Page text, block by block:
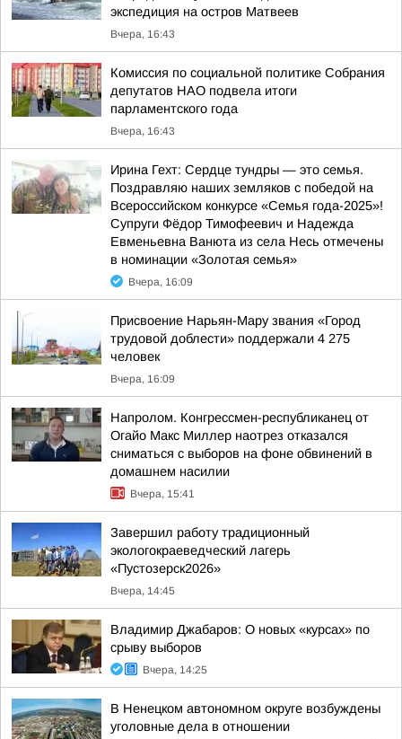
экспедиция на остров Матвеев
Вчера, 16:43
Комиссия по социальной политике Собрания
депутатов НАО подвела итоги
парламентского года
Вчера, 16:43
Ирина Гехт: Сердце тундры — это семья.
Поздравляю наших земляков с победой на
Всероссийском конкурсе «Семья года-2025»!
Супруги Фёдор Тимофеевич и Надежда
Евменьевна Ванюта из села Несь отмечены
в номинации «Золотая семья»
Вчера, 16:09
Присвоение Нарьян-Мару звания «Город
трудовой доблести» поддержали 4 275
человек
Вчера, 16:09
Напролом. Конгрессмен-республиканец от
Огайо Макс Миллер наотрез отказался
сниматься с выборов на фоне обвинений в
домашнем насилии
Вчера, 15:41
Завершил работу традиционный
экологокраеведческий лагерь
«Пустозерск2026»
Вчера, 14:45
Владимир Джабаров: О новых «курсах» по
срыву выборов
Вчера, 14:25
В Ненецком автономном округе возбуждены
уголовные дела в отношении